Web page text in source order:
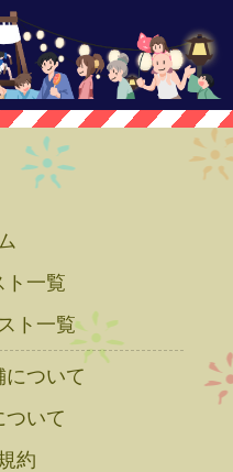
ト一覧
ト一覧
について
ついて
約